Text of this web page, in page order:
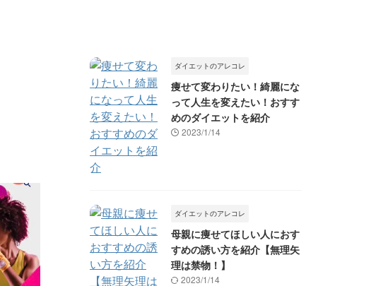
ダイエットのアレコレ
痩せて変わりたい！綺麗にな
って人生を変えたい！おすす
めのダイエットを紹介
2023/1/14
ダイエットのアレコレ
母親に痩せてほしい人におす
すめの誘い方を紹介【無理矢
理は禁物！】
2023/1/14